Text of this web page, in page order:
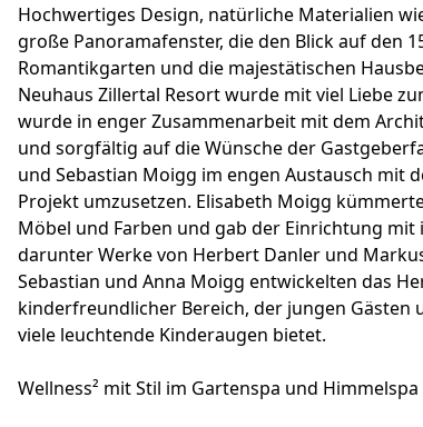
Hochwertiges Design, natürliche Materialien
große Panoramafenster, die den Blick auf den
Romantikgarten und die majestätischen
Neuhaus Zillertal Resort wurde mit viel Liebe
wurde in enger Zusammenarbeit mit dem
und sorgfältig auf die Wünsche der
und Sebastian Moigg im engen Austausch mit
Projekt umzusetzen. Elisabeth Moigg
Möbel und Farben und gab der Einrichtung
darunter Werke von Herbert Danler und
Sebastian und Anna Moigg entwickelten das
kinderfreundlicher Bereich, der jungen Gästen
viele leuchtende Kinderaugen bietet.
Wellness² mit Stil im Gartenspa und Himmelspa